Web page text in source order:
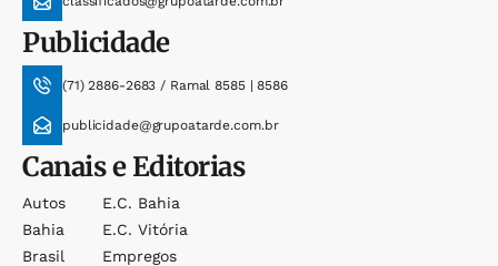
Publicidade
(71) 2886-2683 / Ramal 8585 | 8586
publicidade@grupoatarde.com.br
Canais e Editorias
Autos
Bahia
Brasil
E.c. Bahia
E.c. Vitória
Empregos